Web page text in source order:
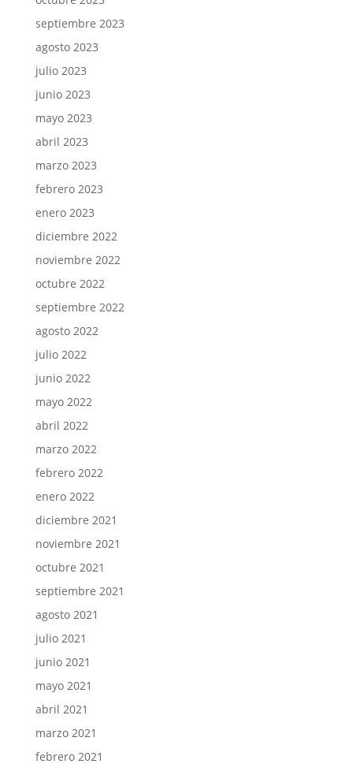
septiembre 2023
agosto 2023
julio 2023
junio 2023
mayo 2023
abril 2023
marzo 2023
febrero 2023
enero 2023
diciembre 2022
noviembre 2022
octubre 2022
septiembre 2022
agosto 2022
julio 2022
junio 2022
mayo 2022
abril 2022
marzo 2022
febrero 2022
enero 2022
diciembre 2021
noviembre 2021
octubre 2021
septiembre 2021
agosto 2021
julio 2021
junio 2021
mayo 2021
abril 2021
marzo 2021
febrero 2021